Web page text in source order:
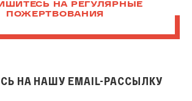
НА РЕГУЛЯРНЫЕ
ПОЖЕРТВОВАНИЯ
НА НАШУ EMAIL-РАССЫЛКУ